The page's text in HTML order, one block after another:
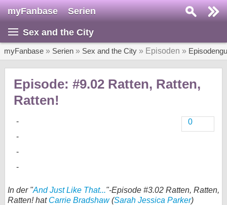
myFanbase Serien
Sex and the City
myFanbase » Serien » Sex and the City » Episoden »
Episode: #9.02 Ratten, Ratten,
Ratten!
0
In der "And Just Like That..."-Episode #3.02 Ratten, Ratten,
Ratten! hat Carrie Bradshaw(Sarah Jessica Parker)
Serie suchen...
SERIEN
Kolumnen
Gewinnspiele